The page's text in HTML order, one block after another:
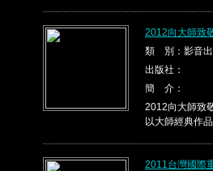
2012向大師致
類 別：影音
出版社：
簡 介：
2012向大師致
以大師經典作
2011台灣國際